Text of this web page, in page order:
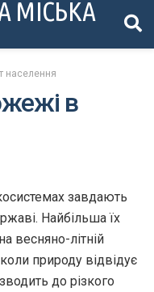
МІСЬКА
населення
в
завдають
Найбільша їх
весняно-літній
коли природу відвідує
до різкого